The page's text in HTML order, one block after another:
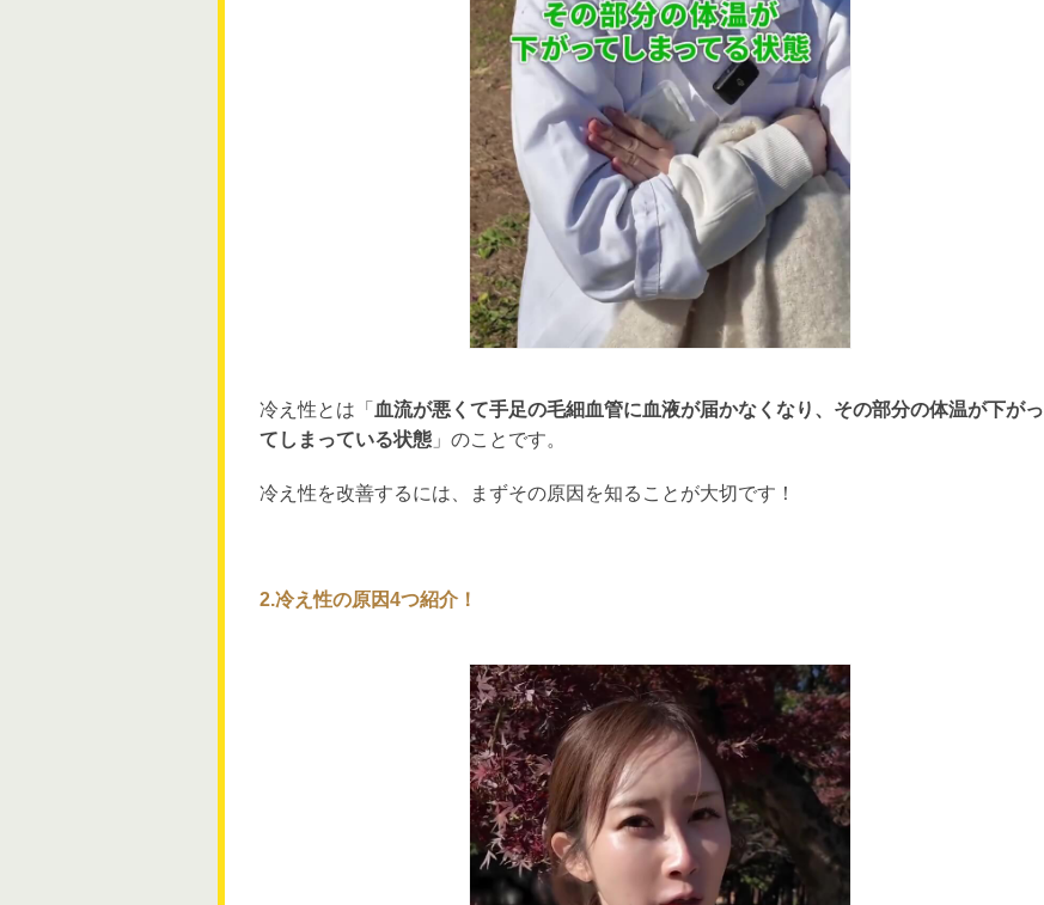
冷え性とは「 血流が悪くて手足の毛細血管に血液が届かなくなり、その部分の体温が下がっ
てしまっている状態 」のことです。
冷え性を改善するには、まずその原因を知ることが大切です！
2.冷え性の原因4つ紹介！